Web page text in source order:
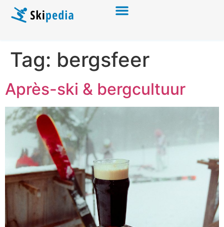
Tag: bergsfeer
Après-ski & bergcultuur